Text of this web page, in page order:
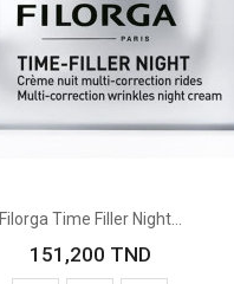
Filorga Time Filler Night...
Prix
151,200 TND